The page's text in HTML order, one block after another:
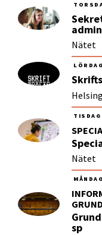
Nätet
LÖRDAG
TISDAG
Nätet
MÅNDAG
sp